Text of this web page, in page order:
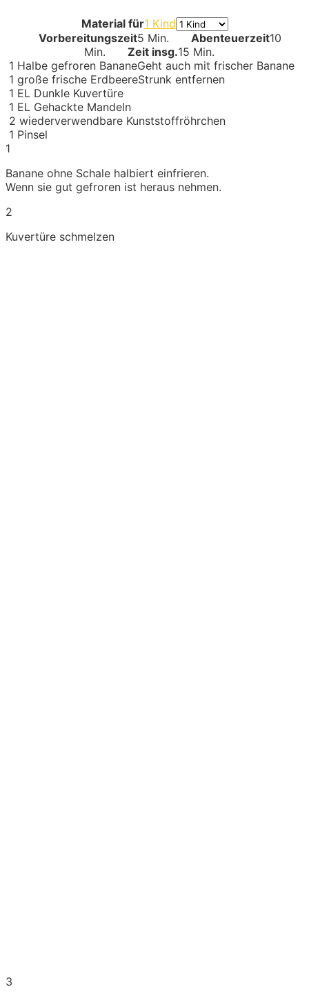
Material für1 Kind
Vorbereitungszeit5 Min. Abenteuerzeit10
Min.
Zeit insg.15 Min.
1 Halbe gefroren BananeGeht auch mit frischer Banane
1 große frische ErdbeereStrunk entfernen
1 EL Dunkle Kuvertüre
1 EL Gehackte Mandeln
2 wiederverwendbare Kunststoffröhrchen
1 Pinsel
1
Banane ohne Schale halbiert einfrieren.
Wenn sie gut gefroren ist heraus nehmen.
2
Kuvertüre schmelzen
3